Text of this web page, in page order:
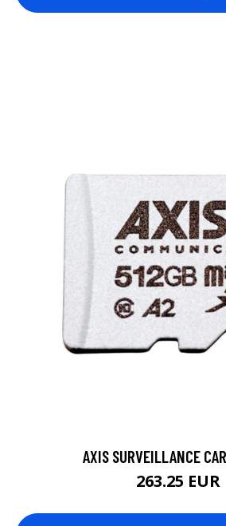
AXIS SURVEILLANCE
263.25 EUR